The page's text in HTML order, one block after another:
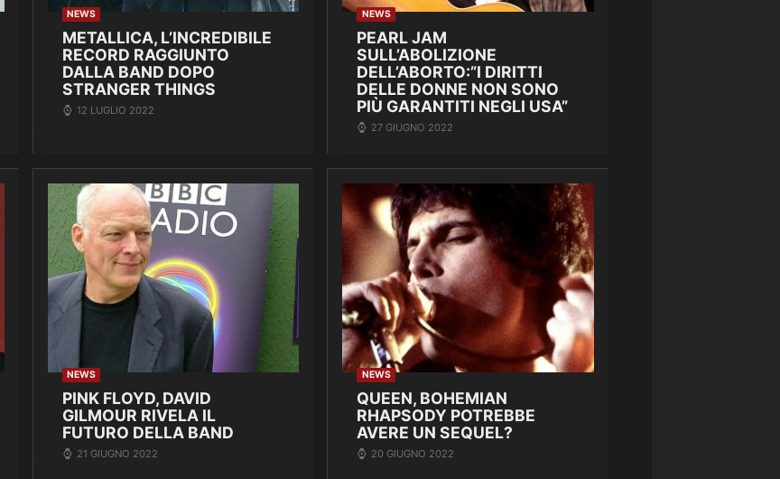
NEWS
METALLICA, L’INCREDIBILE
RECORD RAGGIUNTO
DALLA BAND DOPO
STRANGER THINGS
12 LUGLIO 2022
NEWS
PEARL JAM
SULL’ABOLIZIONE
DELL’ABORTO:”I DIRITTI
DELLE DONNE NON SONO
PIÙ GARANTITI NEGLI USA”
27 GIUGNO 2022
NEWS
PINK FLOYD, DAVID
GILMOUR RIVELA IL
FUTURO DELLA BAND
21 GIUGNO 2022
NEWS
QUEEN, BOHEMIAN
RHAPSODY POTREBBE
AVERE UN SEQUEL?
20 GIUGNO 2022